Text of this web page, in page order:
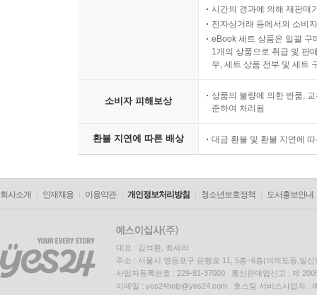
시간의 경과에 의해 재판매
전자상거래 등에서의 소비
eBook 세트 상품은 일괄 구
1개의 상품으로 취급 및 판
우, 세트 상품 전부 및 세트
소비자 피해보상
상품의 불량에 의한 반품,
준하여 처리됨
환불 지연에 따른 배상 대금 환불 및 환불 지연에
회사소개 인재채용 이용약관 개인정보처리방침 청소년보호정책 도서홍보안내
대표 : 김석환, 최세라
주소 : 서울시 영등포구 은행로 11, 5층~6층(여의도동,일신
사업자등록번호 : 229-81-37000 통신판매업신고 : 제
이메일 : yes24help@yes24.com 호스팅 서비스사업자 :